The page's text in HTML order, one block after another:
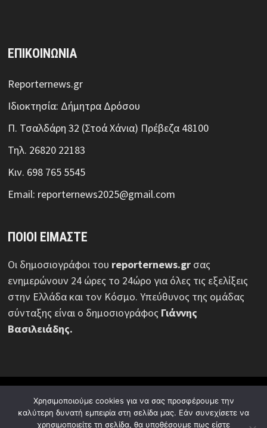
ΕΠΙΚΟΙΝΩΝΙΑ
Reporternews.gr
Ιδιοκτησία: Δήμητρα Δρόσου
Π. Τσαλδάρη 32 (Στοά Χάνια) Πρέβεζα 48100
Τηλ. 26820 22183
Κιν. 698 765 5545
Email: reporternews2025@gmail.com
ΠΟΙΟΙ ΕΙΜΑΣΤΕ
Οι δημοσιογράφοι του reporternews.gr σας
ενημερώνουν 24 ώρες το 24ώρο για όλες τις εξελίξεις
στην Ελλάδα και τον Κόσμο. Υπεύθυνος της ομάδας
σύνταξης είναι ο δημοσιογράφος Γιάννης
Βασιλειάδης.
© Reporternews.gr - 2026 | Με επιφύλαξη κάθε νόμιμου
δικαιώματος | Design:Media News Group
Χρησιμοποιούμε cookies για να σας προσφέρουμε την
καλύτερη δυνατή εμπειρία στη σελίδα μας. Εάν συνεχίσετε να
χρησιμοποιείτε τη σελίδα, θα υποθέσουμε πως είστε